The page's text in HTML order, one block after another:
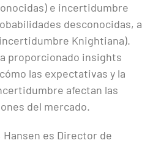
e incertidumbre
desconocidas, a
Knightiana).
proporcionado insights
las expectativas y la
afectan las
del mercado.
es Director de